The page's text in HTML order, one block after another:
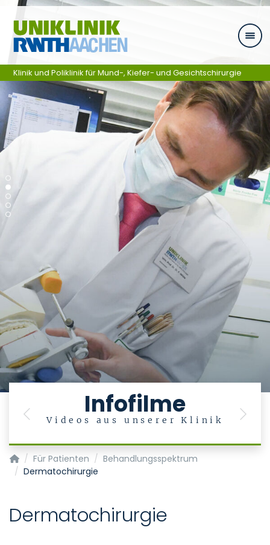
Zum Inhalt springen
Infofilme
Videos aus unserer Klinik
Previous Next
Klinik und Poliklinik für Mund-, Kiefer- und Gesichtschirurgie
Klinik und Poliklinik für Mund-, Kiefer- und Gesichtschirurgie
Für Patienten
Behandlungsspektrum
Dermatochirurgie
Dermatochirurgie